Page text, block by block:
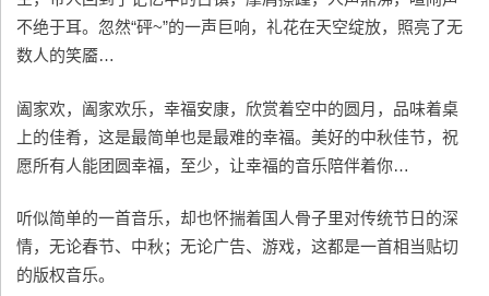
不绝于耳。忽然“砰~”的一声巨响，礼花在天空绽放，照亮了无
数人的笑靥…
阖家欢，阖家欢乐，幸福安康，欣赏着空中的圆月，品味着桌
上的佳肴，这是最简单也是最难的幸福。美好的中秋佳节，祝
愿所有人能团圆幸福，至少，让幸福的音乐陪伴着你…
听似简单的一首音乐，却也怀揣着国人骨子里对传统节日的深
情，无论春节、中秋；无论广告、游戏，这都是一首相当贴切
的版权音乐。